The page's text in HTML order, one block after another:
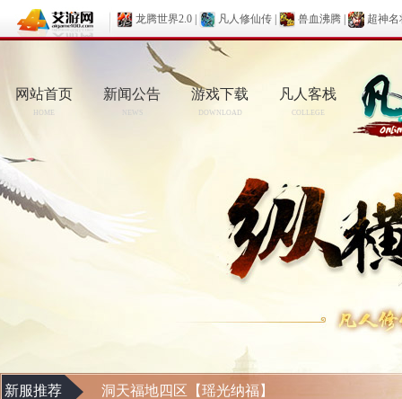
龙腾世界2.0 凡人修仙传 兽血沸腾 超神名
网站首页
HOME
新闻公告
NEWS
游戏下载
DOWNLOAD
凡人客栈
COLLEGE
新服推荐 洞天福地四区【瑶光纳福】